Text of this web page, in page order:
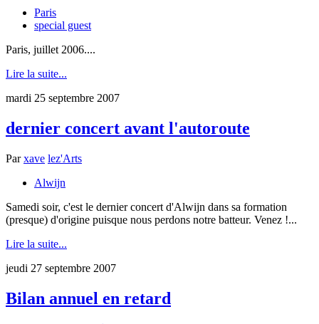
Paris
special guest
Paris, juillet 2006....
Lire la suite...
mardi 25 septembre 2007
dernier concert avant l'autoroute
Parxave lez'Arts
Alwijn
Samedi soir, c'est le dernier concert d'Alwijn dans sa formation
(presque) d'origine puisque nous perdons notre batteur. Venez !...
Lire la suite...
jeudi 27 septembre 2007
Bilan annuel en retard